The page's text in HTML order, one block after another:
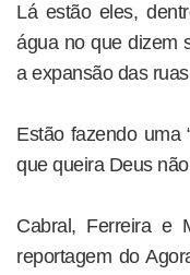
Lá estão eles,
água no que dizem
a expansão das
Estão fazendo uma
que queira Deus
Cabral, Ferreira e
reportagem do